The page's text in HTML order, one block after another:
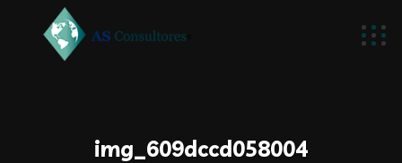
img_609dccd058004